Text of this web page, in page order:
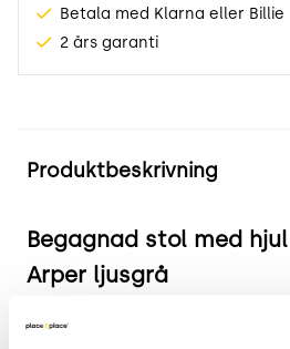
Betala med Klarna eller Billie
2 års garanti
Produktbeskrivning
Begagnad stol med
Arper ljusgrå
Produkten i korthet